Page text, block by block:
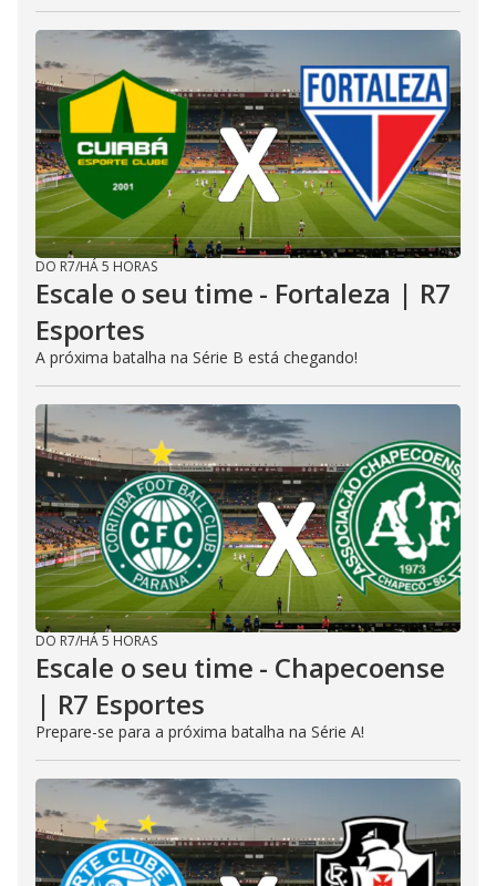
DO R7/HÁ 5 HORAS
Escale o seu time - Fortaleza | R7
Esportes
A próxima batalha na Série B está chegando!
DO R7/HÁ 5 HORAS
Escale o seu time - Chapecoense
| R7 Esportes
Prepare-se para a próxima batalha na Série A!